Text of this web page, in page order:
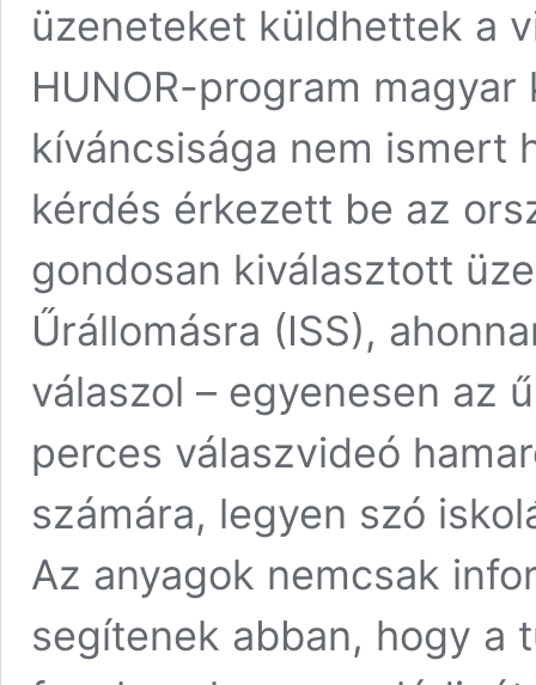
üzeneteket küldhettek a
HUNOR-program
kíváncsisága nem ismert
kérdés érkezett be az
gondosan kiválasztott
Űrállomásra (ISS),
válaszol – egyenesen az
perces válaszvideó
számára, legyen szó
Az anyagok nemcsak
segítenek abban, hogy a